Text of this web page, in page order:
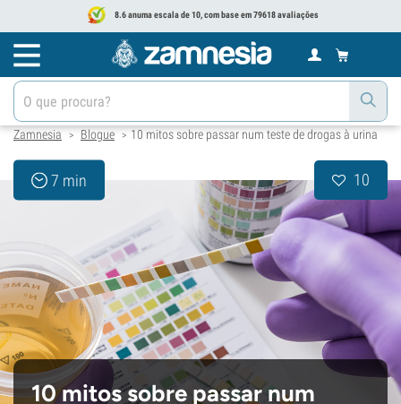
8.6 anuma escala de 10, com base em 79618 avaliações
Zamnesia > Blogue > 10 mitos sobre passar num teste de drogas à urina
7 min 10
10 mitos sobre passar num